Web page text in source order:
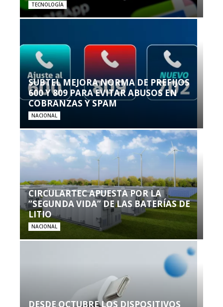
TECNOLOGÍA
SUBTEL MEJORA NORMA DE PREFIJOS
600 Y 809 PARA EVITAR ABUSOS EN
COBRANZAS Y SPAM
NACIONAL
CIRCULARTEC APUESTA POR LA
“SEGUNDA VIDA” DE LAS BATERÍAS DE
LITIO
NACIONAL
DESDE OCTUBRE LOS DISPOSITIVOS